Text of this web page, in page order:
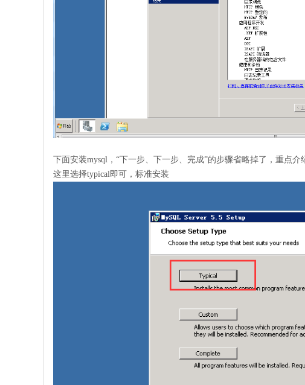
下面安装mysql，“下一步、下一步、完成”的步骤省略掉了，重点介
这里选择typical即可，标准安装